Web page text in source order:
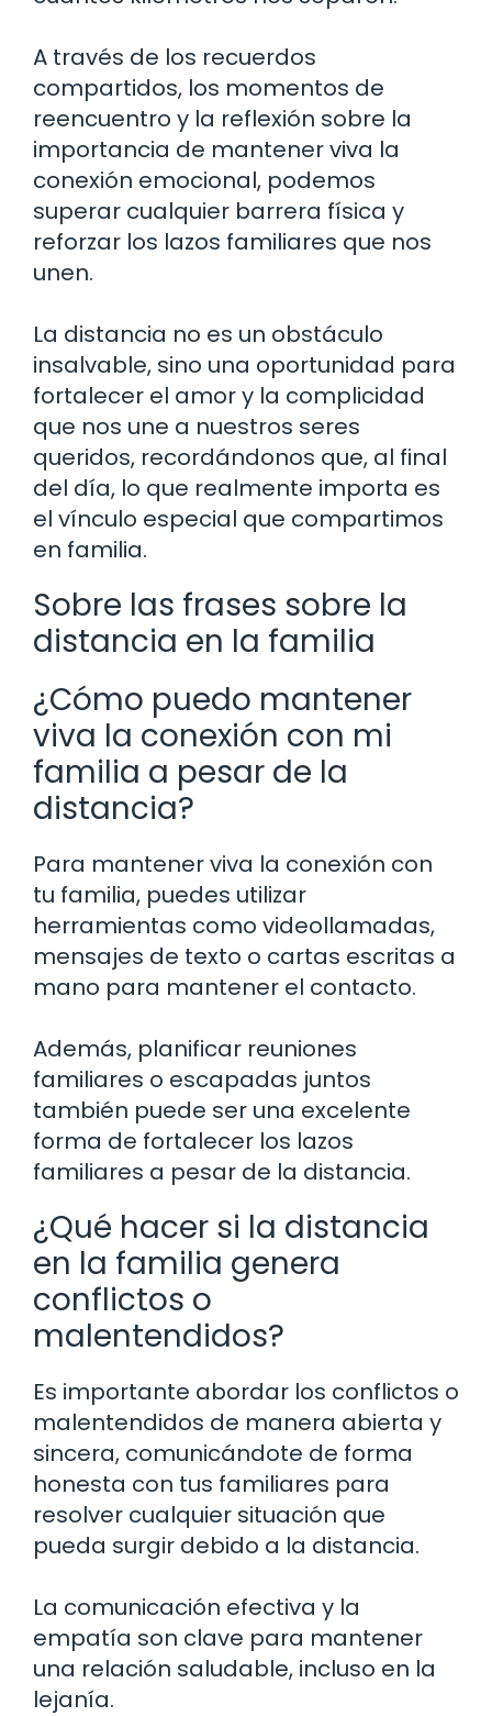
A través de los recuerdos
compartidos, los momentos de
reencuentro y la reflexión sobre la
importancia de mantener viva la
conexión emocional, podemos
superar cualquier barrera física y
reforzar los lazos familiares que nos
unen.
La distancia no es un obstáculo
insalvable, sino una oportunidad para
fortalecer el amor y la complicidad
que nos une a nuestros seres
queridos, recordándonos que, al final
del día, lo que realmente importa es
el vínculo especial que compartimos
en familia.
Sobre las frases sobre la
distancia en la familia
¿Cómo puedo mantener
viva la conexión con mi
familia a pesar de la
distancia?
Para mantener viva la conexión con
tu familia, puedes utilizar
herramientas como videollamadas,
mensajes de texto o cartas escritas a
mano para mantener el contacto.
Además, planificar reuniones
familiares o escapadas juntos
también puede ser una excelente
forma de fortalecer los lazos
familiares a pesar de la distancia.
¿Qué hacer si la distancia
en la familia genera
conflictos o
malentendidos?
Es importante abordar los conflictos o
malentendidos de manera abierta y
sincera, comunicándote de forma
honesta con tus familiares para
resolver cualquier situación que
pueda surgir debido a la distancia.
La comunicación efectiva y la
empatía son clave para mantener
una relación saludable, incluso en la
lejanía.